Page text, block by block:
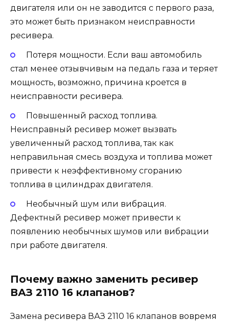
двигателя или он не заводится с первого раза,
это может быть признаком неисправности
ресивера.
Потеря мощности. Если ваш автомобиль
стал менее отзывчивым на педаль газа и теряет
мощность, возможно, причина кроется в
неисправности ресивера.
Повышенный расход топлива.
Неисправный ресивер может вызвать
увеличенный расход топлива, так как
неправильная смесь воздуха и топлива может
привести к неэффективному сгоранию
топлива в цилиндрах двигателя.
Необычный шум или вибрация.
Дефектный ресивер может привести к
появлению необычных шумов или вибрации
при работе двигателя.
Почему важно заменить ресивер
ВАЗ 2110 16 клапанов?
Замена ресивера ВАЗ 2110 16 клапанов вовремя